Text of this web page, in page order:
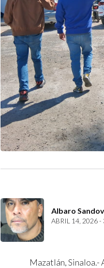
Albaro
ABRIL 14, 2026
Mazatlán, Sinaloa.-